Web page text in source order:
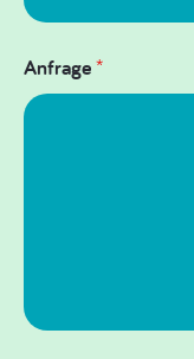
Anfrage*